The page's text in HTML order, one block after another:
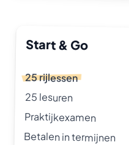
Start & Go
25 rijlessen
25 lesuren
Praktijkexamen
Betalen in termijnen